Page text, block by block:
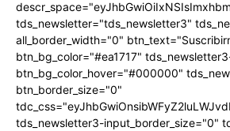
tds_newsletter="tds_newsletter3"
all_border_width="0"
btn_bg_color="#ea1717"
btn_bg_color_hover="#000000"
btn_border_size="0"
tds_newsletter3-input_border_size="0"